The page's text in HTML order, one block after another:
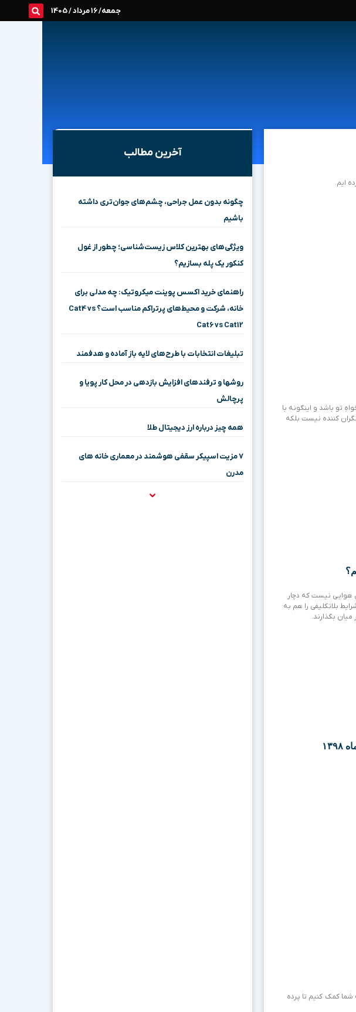
جمعه/ 16 مرداد / 1405
ایم.
تو باشد و اینگونه با
کننده نیست بلکه
هوایی نیست که دچار
بلاتکلیفی را هم به
بگذارند.
شما کمک کنیم تا پرده
آخرین مطالب
چگونه بدون عمل جراحی، چشم‌های جوان‌تری داشته
باشیم
ویژگی‌های بهترین کلاس زیست‌شناسی؛ چطور از غول
کنکور یک پله بسازیم؟
راهنمای خرید اکسس پوینت میکروتیک: چه مدلی برای
خانه، شرکت و محیط‌های پرتراکم مناسب است؟ Cat4 vs
Cat6 vs Cat12
تبلیغات انتخابات با طرح‌های لایه باز آماده و هدفمند
روشها و ترفندهای افزایش بازدهی در محل کار پویا و
پرچالش
همه چیز درباره ارز دیجیتال طلا
۷ مزیت اسپیکر سقفی هوشمند در معماری خانه‌ های
مدرن